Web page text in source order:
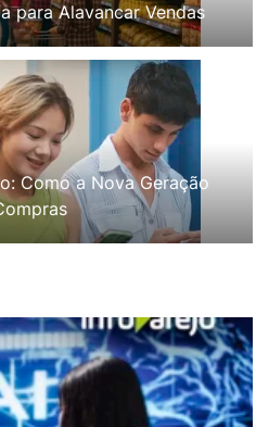
para Alavancar Vendas
Como a Nova Geração